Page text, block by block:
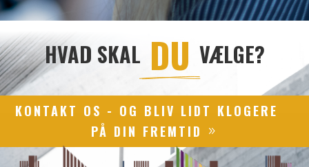
HVAD SKAL DU VÆLGE?
KONTAKT OS - OG BLIV LIDT KLOGERE
PÅ DIN FREMTID